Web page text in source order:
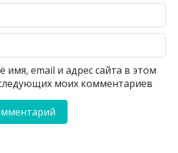
имя, email и адрес сайта в этом
моих комментариев